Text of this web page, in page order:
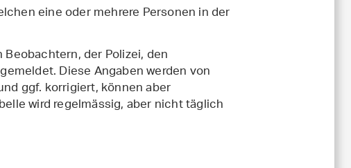
eine oder mehrere Personen in der
der Polizei, den
Diese Angaben werden von
ggf. korrigiert, können aber
wird regelmässig, aber nicht täglich